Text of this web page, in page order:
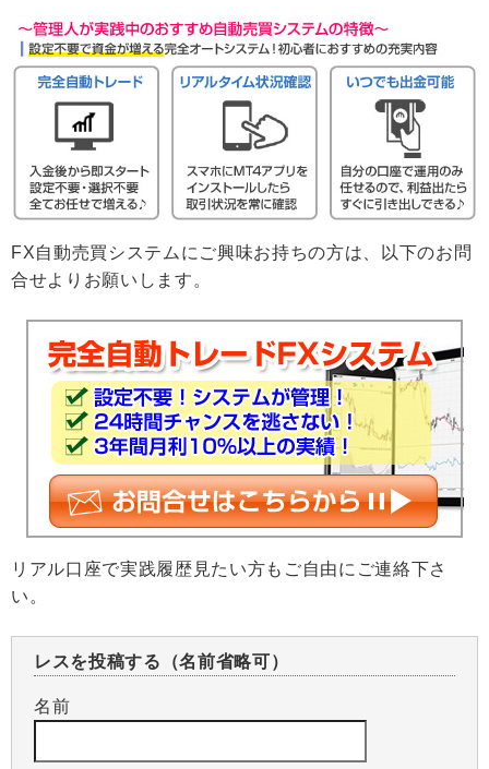
FX自動売買システムにご興味お持ちの方は、以下のお問
合せよりお願いします。
リアル口座で実践履歴見たい方もご自由にご連絡下さ
い。
レスを投稿する（名前省略可）
名前